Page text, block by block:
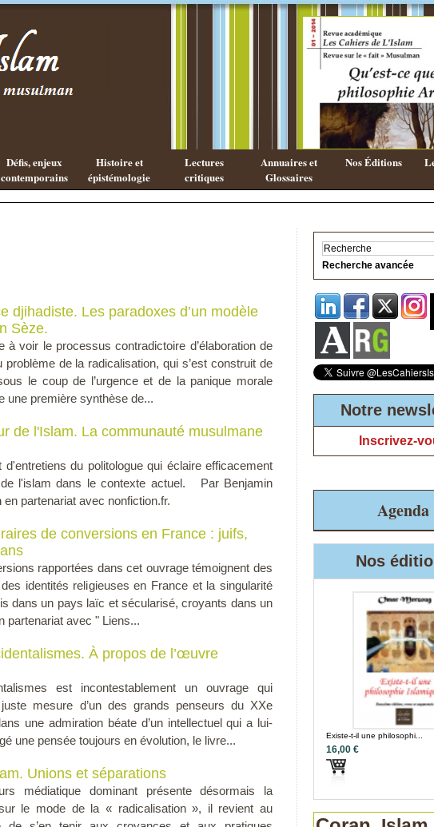
Défis, enjeux
contemporains
Histoire et
épistémologie
Lectures
critiques
Annuaires et
Glossaires
Nos Éditions
djihadiste. Les paradoxes d’un modèle
Sèze.
à voir le processus contradictoire d’élaboration de
problème de la radicalisation, qui s’est construit de
le coup de l’urgence et de la panique morale
une première synthèse de...
de l'Islam. La communauté musulmane
du politologue qui éclaire efficacement
de l'islam dans le contexte actuel. Par Benjamin
partenariat avec nonfiction.fr.
de conversions en France : juifs,
rapportées dans cet ouvrage témoignent des
identités religieuses en France et la singularité
dans un pays laïc et sécularisé, croyants dans un
partenariat avec " Liens...
À propos de l’œuvre
est incontestablement un ouvrage qui
mesure d’un des grands penseurs du XXe
une admiration béate d’un intellectuel qui a lui-
une pensée toujours en évolution, le livre...
Unions et séparations
médiatique dominant présente désormais la
le mode de la « radicalisation », il revient au
Recherche avancée
Notre
Inscrivez-
Agenda
Nos
Existe-t-il une philosophi...
16,00 €